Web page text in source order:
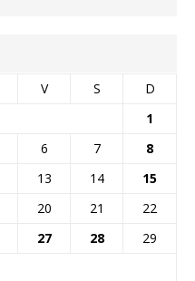
V S D
1
6 7
8
13 14
15
20 21
22
27 28
29